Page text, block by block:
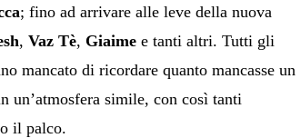
; fino ad arrivare alle leve della nuova
,Vaz Tè, Giaime e tanti altri. Tutti gli
mancato di ricordare quanto mancasse un
un’atmosfera simile, con così tanti
il palco.